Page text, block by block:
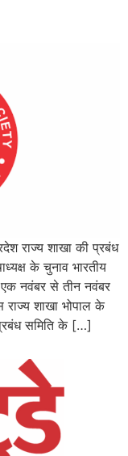
राज्य शाखा की प्रबंध
के चुनाव भारतीय
नवंबर से तीन नवंबर
शाखा भोपाल के
समिति के […]